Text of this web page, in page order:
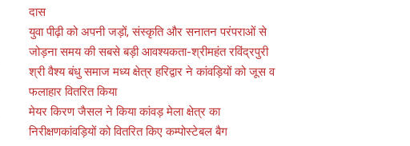
दास
युवा पीढ़ी को अपनी जड़ों, संस्कृति और सनातन परंपराओं से
जोड़ना समय की सबसे बड़ी आवश्यकता-श्रीमहंत रविंद्रपुरी
श्री वैश्य बंधु समाज मध्य क्षेत्र हरिद्वार ने कांवड़ियों को जूस व
फलाहार वितरित किया
मेयर किरण जैसल ने किया कांवड़ मेला क्षेत्र का
निरीक्षणकांवड़ियों को वितरित किए कम्पोस्टेबल बैग